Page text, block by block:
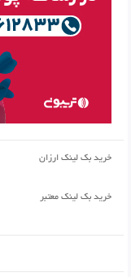
خرید بک لینک ارزان
خرید بک لینک معتبر